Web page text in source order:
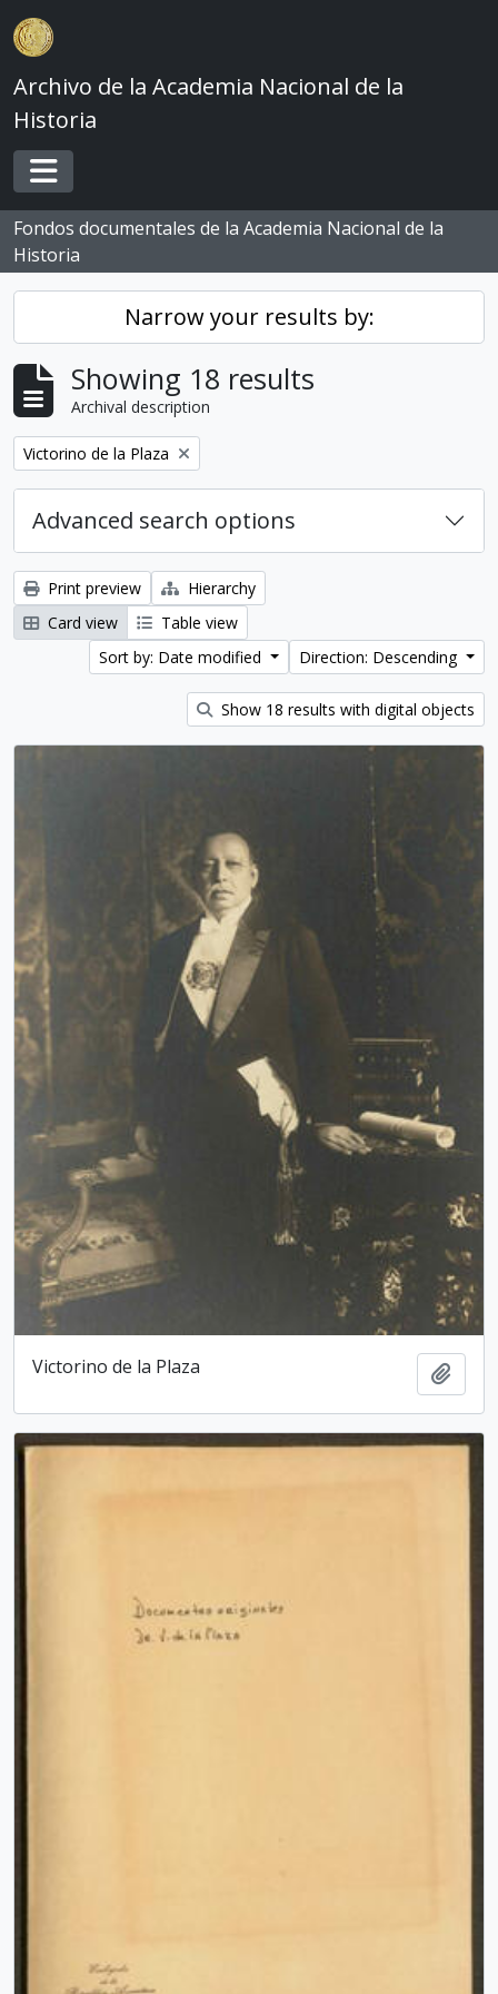
Skip to main content
Archivo de la Academia Nacional de la
Historia
Toggle navigation
Fondos documentales de la Academia Nacional de la
Historia
Narrow your results by:
Showing 18 results
Archival description
Remove filter:
Victorino de la Plaza
Advanced search options
Print preview
Hierarchy
Card view
Table view
Sort by: Date modified
Direction: Descending
Show 18 results with digital objects
Victorino de la Plaza